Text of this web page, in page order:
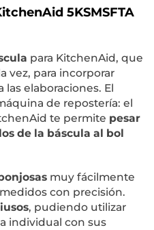
5KSMSFTA
para KitchenAid, que
vez, para incorporar
elaboraciones. El
de repostería: el
te permite pesar
de la báscula al bol
muy fácilmente
con precisión.
, pudiendo utilizar
individual con sus